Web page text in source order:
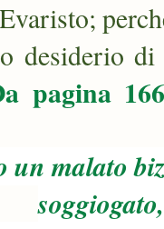
desiderio
pagina
malato